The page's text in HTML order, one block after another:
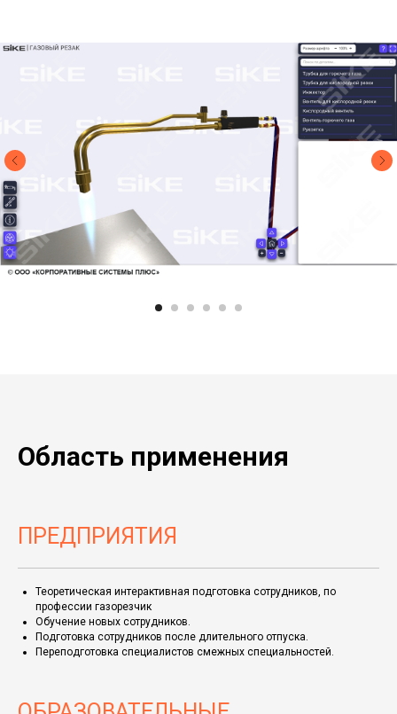
Область применения
ПРЕДПРИЯТИЯ
Теоретическая интерактивная подготовка сотрудников, по
профессии газорезчик
Обучение новых сотрудников.
Подготовка сотрудников после длительного отпуска.
Переподготовка специалистов смежных специальностей.